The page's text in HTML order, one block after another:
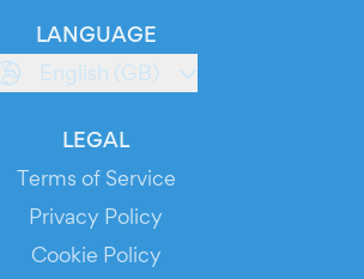
LANGUAGE
English (GB)
LEGAL
Terms of Service
Privacy Policy
Cookie Policy